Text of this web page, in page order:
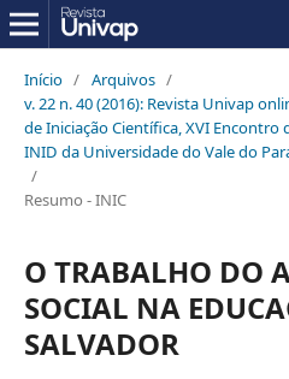
Início / Arquivos /
v. 22 n. 40 (2016): Revista Univap
de Iniciação Científica, XVI Encontro
INID da Universidade do Vale do
/
Resumo - INIC
O TRABALHO DO
SOCIAL NA
SALVADOR